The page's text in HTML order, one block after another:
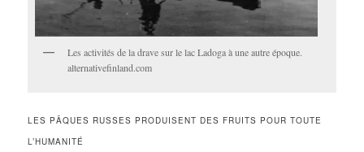
Les activités de la drave sur le lac Ladoga à une autre époque.
alternativefinland.com
LES PÂQUES RUSSES PRODUISENT DES FRUITS POUR TOUTE
L’HUMANITÉ